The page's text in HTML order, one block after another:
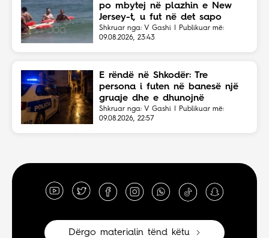
po mbytej në plazhin e New
Jersey-t, u fut në det sapo
dëgjoi thirrjet për ndihmë
Shkruar nga: V Gashi | Publikuar më:
09.08.2026, 23:43
E rëndë në Shkodër: Tre
persona i futen në banesë një
gruaje dhe e dhunojnë
Shkruar nga: V Gashi | Publikuar më:
09.08.2026, 22:57
Dërgo materialin tënd këtu